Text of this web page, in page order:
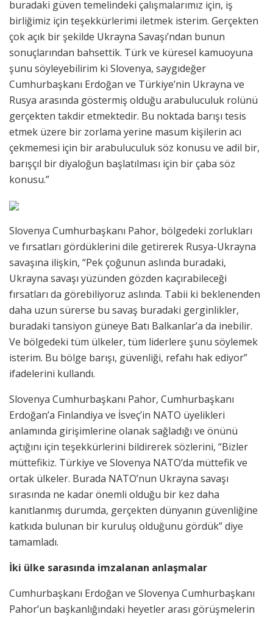
buradaki güven temelindeki çalışmalarımız için, iş
birliğimiz için teşekkürlerimi iletmek isterim. Gerçekten
çok açık bir şekilde Ukrayna Savaşı’ndan bunun
sonuçlarından bahsettik. Türk ve küresel kamuoyuna
şunu söyleyebilirim ki Slovenya, saygıdeğer
Cumhurbaşkanı Erdoğan ve Türkiye’nin Ukrayna ve
Rusya arasında göstermiş olduğu arabuluculuk rolünü
gerçekten takdir etmektedir. Bu noktada barışı tesis
etmek üzere bir zorlama yerine masum kişilerin acı
çekmemesi için bir arabuluculuk söz konusu ve adil bir,
barışçıl bir diyaloğun başlatılması için bir çaba söz
konusu.”
Slovenya Cumhurbaşkanı Pahor, bölgedeki zorlukları
ve fırsatları gördüklerini dile getirerek Rusya-Ukrayna
savaşına ilişkin, “Pek çoğunun aslında buradaki,
Ukrayna savaşı yüzünden gözden kaçırabileceği
fırsatları da görebiliyoruz aslında. Tabii ki beklenenden
daha uzun sürerse bu savaş buradaki gerginlikler,
buradaki tansiyon güneye Batı Balkanlar’a da inebilir.
Ve bölgedeki tüm ülkeler, tüm liderlere şunu söylemek
isterim. Bu bölge barışı, güvenliği, refahı hak ediyor”
ifadelerini kullandı.
Slovenya Cumhurbaşkanı Pahor, Cumhurbaşkanı
Erdoğan’a Finlandiya ve İsveç’in NATO üyelikleri
anlamında girişimlerine olanak sağladığı ve önünü
açtığını için teşekkürlerini bildirerek sözlerini, “Bizler
müttefikiz. Türkiye ve Slovenya NATO’da müttefik ve
ortak ülkeler. Burada NATO’nun Ukrayna savaşı
sırasında ne kadar önemli olduğu bir kez daha
kanıtlanmış durumda, gerçekten dünyanın güvenliğine
katkıda bulunan bir kuruluş olduğunu gördük” diye
tamamladı.
İki ülke sarasında imzalanan anlaşmalar
Cumhurbaşkanı Erdoğan ve Slovenya Cumhurbaşkanı
Pahor’un başkanlığındaki heyetler arası görüşmelerin